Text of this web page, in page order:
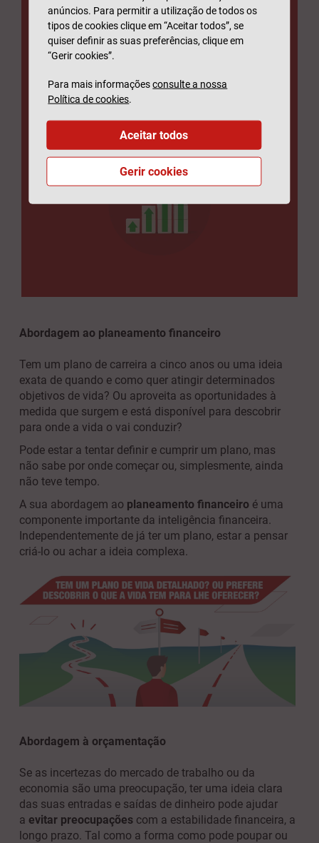
Escolha uma das ofertas de
investimento que preparámos para
aumentar o património.
SABER MAIS
Abordagem ao planeamento financeiro
Tem um plano de carreira a cinco anos ou uma ideia
exata de quando e como quer atingir determinados
objetivos de vida? Ou aproveita as oportunidades à
medida que surgem e está disponível para descobrir
para onde a vida o vai conduzir?
Pode estar a tentar definir e cumprir um plano, mas
não sabe por onde começar ou, simplesmente, ainda
não teve tempo.
A sua abordagem ao planeamento financeiro é uma
componente importante da inteligência financeira.
Independentemente de já ter um plano, estar a pensar
criá-lo ou achar a ideia complexa.
Abordagem à orçamentação
Se as incertezas do mercado de trabalho ou da
economia são uma preocupação, ter uma ideia clara
das suas entradas e saídas de dinheiro pode ajudar
a evitar preocupações com a estabilidade financeira, a
longo prazo. Tal como a forma como pode poupar ou
anúncios. Para permitir a utilização de todos os
tipos de cookies clique em “Aceitar todos”, se
quiser definir as suas preferências, clique em
“Gerir cookies”.
Para mais informaçõesconsulte a nossa
Política de cookies.
Gerir cookies
Aceitar todos